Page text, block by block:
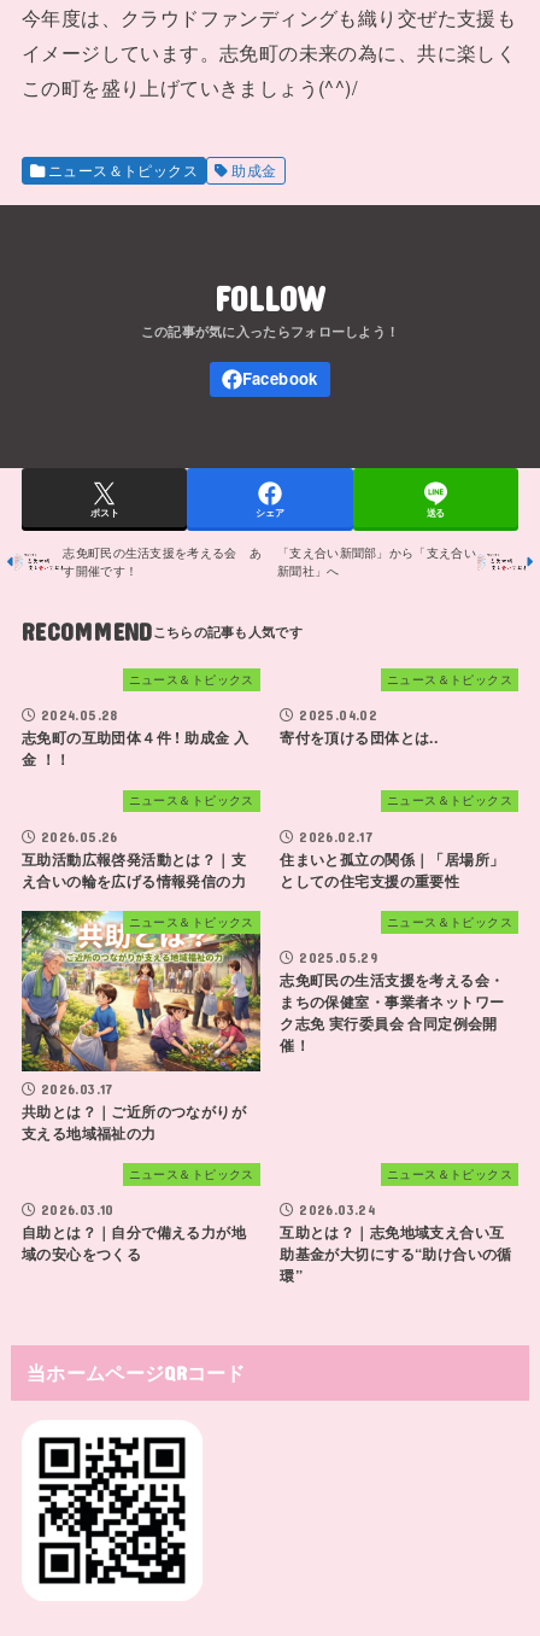
今年度は、クラウドファンディングも織り交ぜた支援も
イメージしています。志免町の未来の為に、共に楽しく
この町を盛り上げていきましょう(^^)/
ニュース＆トピックス 助成金
FOLLOW
ポスト シェア 送る
志免町民の生活支援を考える会 あ
す開催です！
「支え合い新聞部」から「支え合い
新聞社」へ
RECOMMEND
ニュース＆トピックス
2024.05.28
志免町の互助団体４件 ! 助成金 入
金 ！！
ニュース＆トピックス
2025.04.02
寄付を頂ける団体とは..
ニュース＆トピックス
2026.05.26
互助活動広報啓発活動とは？｜支
え合いの輪を広げる情報発信の力
ニュース＆トピックス
2026.02.17
住まいと孤立の関係｜「居場所」
としての住宅支援の重要性
ニュース＆トピックス
2026.03.17
共助とは？｜ご近所のつながりが
支える地域福祉の力
ニュース＆トピックス
2025.05.29
志免町民の生活支援を考える会・
まちの保健室・事業者ネットワー
ク志免 実行委員会 合同定例会開
催！
ニュース＆トピックス
2026.03.10
自助とは？｜自分で備える力が地
域の安心をつくる
ニュース＆トピックス
2026.03.24
互助とは？｜志免地域支え合い互
助基金が大切にする“助け合いの循
環”
当ホームページQRコード